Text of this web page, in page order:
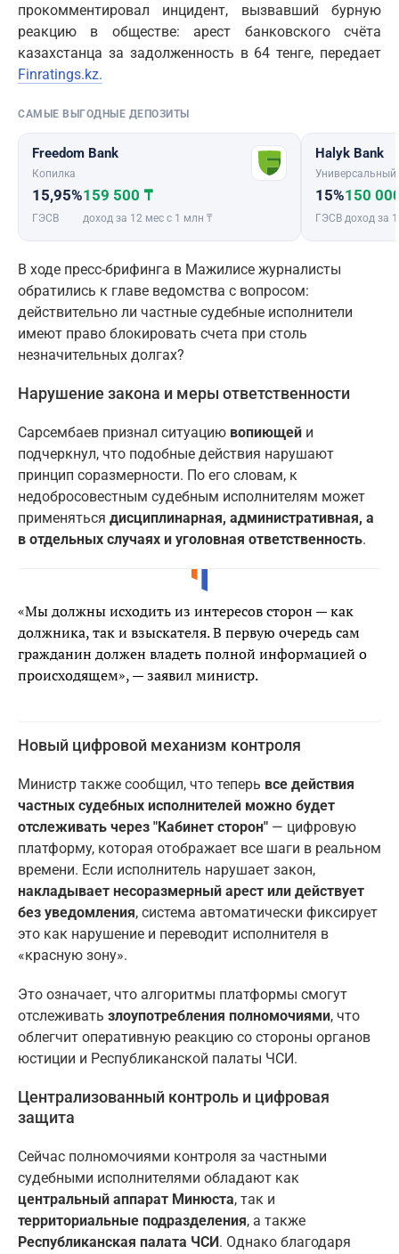
прокомментировал инцидент, вызвавший бурную
реакцию в обществе: арест банковского счёта
казахстанца за задолженность в 64 тенге, передает
Finratings.kz.
САМЫЕ ВЫГОДНЫЕ ДЕПОЗИТЫ
Freedom Bank
Копилка
15,95%
ГЭСВ
159 500 ₸
доход за 12 мес с 1 млн ₸
Halyk Bank
Универсальный
15%
ГЭСВ
150
доход за
В ходе пресс-брифинга в Мажилисе журналисты
обратились к главе ведомства с вопросом:
действительно ли частные судебные исполнители
имеют право блокировать счета при столь
незначительных долгах?
Нарушение закона и меры ответственности
Сарсембаев признал ситуацию вопиющей и
подчеркнул, что подобные действия нарушают
принцип соразмерности. По его словам, к
недобросовестным судебным исполнителям может
применяться дисциплинарная, административная, а
в отдельных случаях и уголовная ответственность.
«Мы должны исходить из интересов сторон — как
должника, так и взыскателя. В первую очередь сам
гражданин должен владеть полной информацией о
происходящем», — заявил министр.
Новый цифровой механизм контроля
Министр также сообщил, что теперь все действия
частных судебных исполнителей можно будет
отслеживать через "Кабинет сторон" — цифровую
платформу, которая отображает все шаги в реальном
времени. Если исполнитель нарушает закон,
накладывает несоразмерный арест или действует
без уведомления, система автоматически фиксирует
это как нарушение и переводит исполнителя в
«красную зону».
Это означает, что алгоритмы платформы смогут
отслеживать злоупотребления полномочиями, что
облегчит оперативную реакцию со стороны органов
юстиции и Республиканской палаты ЧСИ.
Централизованный контроль и цифровая
защита
Сейчас полномочиями контроля за частными
судебными исполнителями обладают как
центральный аппарат Минюста, так и
территориальные подразделения, а также
Республиканская палата ЧСИ. Однако благодаря